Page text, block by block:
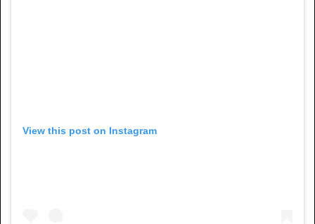
View this post on Instagram